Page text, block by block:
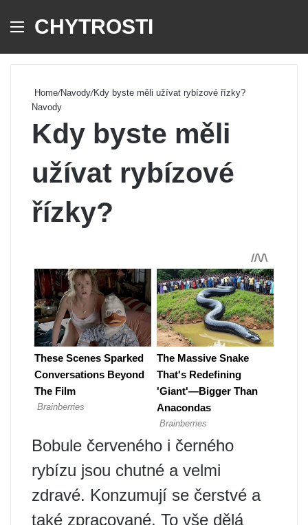
Menu
CHYTROSTI
Home/Navody/Kdy byste měli užívat rybízové ​​řízky?
Navody
Kdy byste měli
užívat rybízové ​​
řízky?
Bobule červeného i černého
rybízu jsou chutné a velmi
zdravé. Konzumují se čerstvé a
také zpracované. To vše dělá